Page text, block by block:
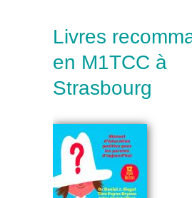
Livres
en M1TCC à
Strasbourg